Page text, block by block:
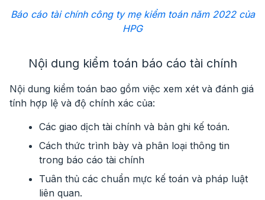
Báo cáo tài chính công ty mẹ kiểm toán năm 2022 của
HPG
Nội dung kiểm toán báo cáo tài chính
Nội dung kiểm toán bao gồm việc xem xét và đánh giá
tính hợp lệ và độ chính xác của:
Các giao dịch tài chính và bản ghi kế toán.
Cách thức trình bày và phân loại thông tin
trong báo cáo tài chính
Tuân thủ các chuẩn mực kế toán và pháp luật
liên quan.